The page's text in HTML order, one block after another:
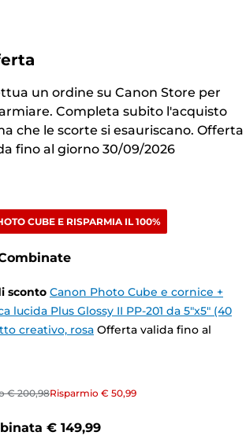
un ordine su Canon Store per
Completa subito l'acquisto
che le scorte si esauriscano. Offerta
fino al giorno 30/09/2026
CUBE E RISPARMIA IL 100%
sconto Canon Photo Cube e cornice +
lucida Plus Glossy II PP-201 da 5"x5" (40
creativo, rosa Offerta valida fino al
€ 200,98Risparmio € 50,99
€ 149,99